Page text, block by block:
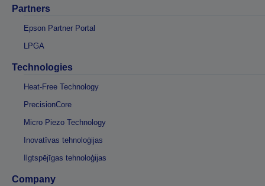
Partners
Epson Partner Portal
LPGA
Technologies
Heat-Free Technology
PrecisionCore
Micro Piezo Technology
Inovatīvas tehnoloģijas
Ilgtspējīgas tehnoloģijas
Company